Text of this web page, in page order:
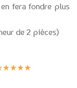
fera fondre plus
de 2 pièces)